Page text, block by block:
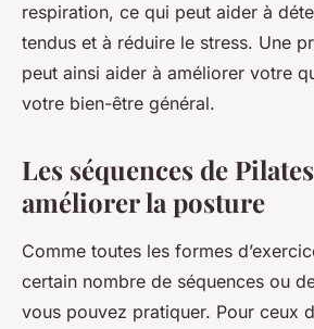
respiration, ce qui peut aider à
tendus et à réduire le stress. Une
peut ainsi aider à améliorer votre
votre bien-être général.
Les séquences de
améliorer la posture
Comme toutes les formes
certain nombre de séquences ou
vous pouvez pratiquer. Pour ceux